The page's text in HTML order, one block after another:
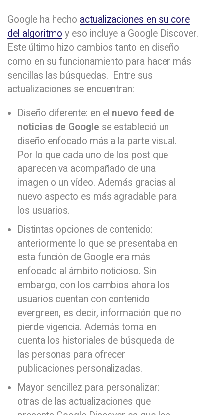
Google ha hecho actualizaciones en su core
del algoritmo y eso incluye a Google Discover.
Este último hizo cambios tanto en diseño
como en su funcionamiento para hacer más
sencillas las búsquedas. Entre sus
actualizaciones se encuentran:
Diseño diferente: en el nuevo feed de
noticias de Google se estableció un
diseño enfocado más a la parte visual.
Por lo que cada uno de los post que
aparecen va acompañado de una
imagen o un vídeo. Además gracias al
nuevo aspecto es más agradable para
los usuarios.
Distintas opciones de contenido:
anteriormente lo que se presentaba en
esta función de Google era más
enfocado al ámbito noticioso. Sin
embargo, con los cambios ahora los
usuarios cuentan con contenido
evergreen, es decir, información que no
pierde vigencia. Además toma en
cuenta los historiales de búsqueda de
las personas para ofrecer
publicaciones personalizadas.
Mayor sencillez para personalizar:
otras de las actualizaciones que